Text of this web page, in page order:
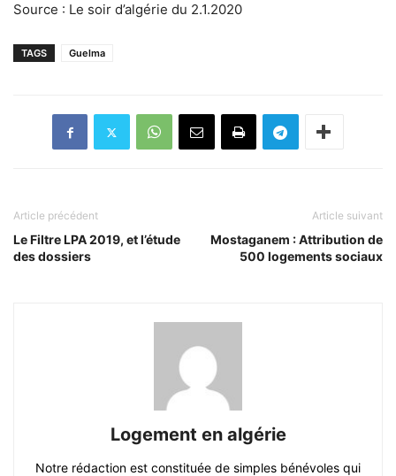
Source : Le soir d’algérie du 2.1.2020
TAGS Guelma
Article précédent
Le Filtre LPA 2019, et l’étude
des dossiers
Article suivant
Mostaganem : Attribution de
500 logements sociaux
Logement en algérie
Notre rédaction est constituée de simples bénévoles qui